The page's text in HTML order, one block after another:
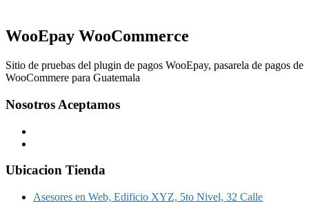
WooEpay WooCommerce
Sitio de pruebas del plugin de pagos WooEpay, pasarela de pagos de
WooCommere para Guatemala
Nosotros Aceptamos
Ubicacion Tienda
Asesores en Web, Edificio XYZ, 5to Nivel, 32 Calle